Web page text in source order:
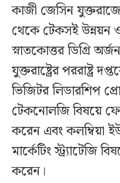
কাজী জেসিন
থেকে টেকসই উন্নয়ন
স্নাতকোত্তর ডিগ্রি
যুক্তরাষ্ট্রের পররাষ্ট্র
ভিজিটর লিডারশিপ
টেকনোলজি বিষয়ে
করেন এবং কলম্বিয়া
মার্কেটিং স্ট্র্যাটেজি
করেন।